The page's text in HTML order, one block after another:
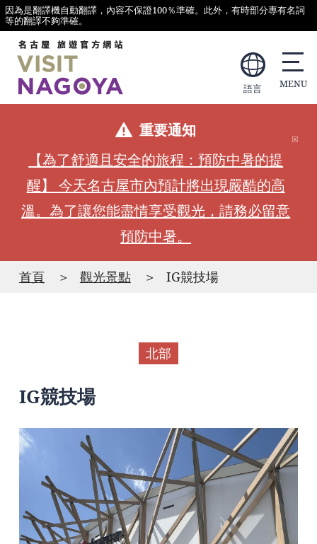
因為是翻譯機自動翻譯，內容不保證100％準確。此外，有時部分專有名詞
等的翻譯不夠準確。
語言
重要通知
【為了舒適且安全的旅程：預防中暑的提
醒】 今天名古屋市內預計將出現嚴酷的高
溫。為了讓您能盡情享受觀光，請務必留意
預防中暑。
首頁 觀光景點 IG競技場
北部
IG競技場